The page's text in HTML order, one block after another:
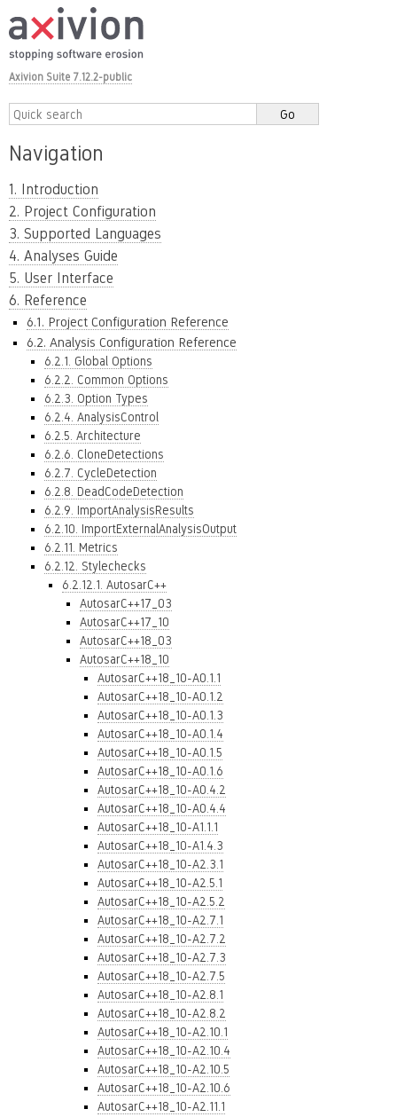
Axivion Suite 7.12.2-public
Navigation
1. Introduction
2. Project Configuration
3. Supported Languages
4. Analyses Guide
5. User Interface
6. Reference
6.1. Project Configuration Reference
6.2. Analysis Configuration Reference
6.2.1. Global Options
6.2.2. Common Options
6.2.3. Option Types
6.2.4. AnalysisControl
6.2.5. Architecture
6.2.6. CloneDetections
6.2.7. CycleDetection
6.2.8. DeadCodeDetection
6.2.9. ImportAnalysisResults
6.2.10. ImportExternalAnalysisOutput
6.2.11. Metrics
6.2.12. Stylechecks
6.2.12.1. AutosarC++
AutosarC++17_03
AutosarC++17_10
AutosarC++18_03
AutosarC++18_10
AutosarC++18_10-A0.1.1
AutosarC++18_10-A0.1.2
AutosarC++18_10-A0.1.3
AutosarC++18_10-A0.1.4
AutosarC++18_10-A0.1.5
AutosarC++18_10-A0.1.6
AutosarC++18_10-A0.4.2
AutosarC++18_10-A0.4.4
AutosarC++18_10-A1.1.1
AutosarC++18_10-A1.4.3
AutosarC++18_10-A2.3.1
AutosarC++18_10-A2.5.1
AutosarC++18_10-A2.5.2
AutosarC++18_10-A2.7.1
AutosarC++18_10-A2.7.2
AutosarC++18_10-A2.7.3
AutosarC++18_10-A2.7.5
AutosarC++18_10-A2.8.1
AutosarC++18_10-A2.8.2
AutosarC++18_10-A2.10.1
AutosarC++18_10-A2.10.4
AutosarC++18_10-A2.10.5
AutosarC++18_10-A2.10.6
AutosarC++18_10-A2.11.1